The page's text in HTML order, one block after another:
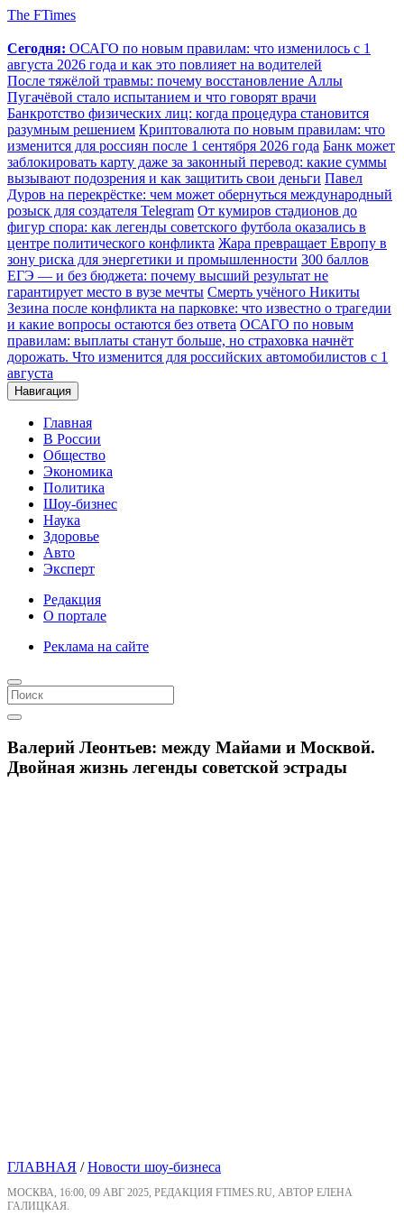
The FTimes
Сегодня: ОСАГО по новым правилам: что изменилось с 1
августа 2026 года и как это повлияет на водителей
После тяжёлой травмы: почему восстановление Аллы
Пугачёвой стало испытанием и что говорят врачи
Банкротство физических лиц: когда процедура становится
разумным решением Криптовалюта по новым правилам: что
изменится для россиян после 1 сентября 2026 года Банк может
заблокировать карту даже за законный перевод: какие суммы
вызывают подозрения и как защитить свои деньги Павел
Дуров на перекрёстке: чем может обернуться международный
розыск для создателя Telegram От кумиров стадионов до
фигур спора: как легенды советского футбола оказались в
центре политического конфликта Жара превращает Европу в
зону риска для энергетики и промышленности 300 баллов
ЕГЭ — и без бюджета: почему высший результат не
гарантирует место в вузе мечты Смерть учёного Никиты
Зезина после конфликта на парковке: что известно о трагедии
и какие вопросы остаются без ответа ОСАГО по новым
правилам: выплаты станут больше, но страховка начнёт
дорожать. Что изменится для российских автомобилистов с 1
августа
Навигация
Главная
В России
Общество
Экономика
Политика
Шоу-бизнес
Наука
Здоровье
Авто
Эксперт
Редакция
О портале
Реклама на сайте
Валерий Леонтьев: между Майами и Москвой.
Двойная жизнь легенды советской эстрады
ГЛАВНАЯ /Новости шоу-бизнеса
МОСКВА, 16:00, 09 АВГ 2025, РЕДАКЦИЯ FTIMES.RU, АВТОР ЕЛЕНА
ГАЛИЦКАЯ.